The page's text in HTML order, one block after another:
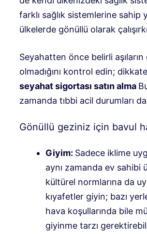
farklı sağlık sistemlerine sahip
ülkelerde gönüllü olarak
Seyahatten önce belirli
olmadığını kontrol edin;
seyahat sigortası satın alma
zamanda tıbbi acil durumları
Gönüllü geziniz için bavul
Giyim: Sadece iklime
aynı zamanda ev sahibi
kültürel normlarına da
kıyafetler giyin; bazı
hava koşullarında bile
giyinme tarzı